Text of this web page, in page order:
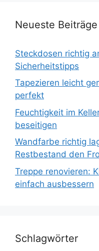
Neueste Beiträge
Steckdosen richtig
Sicherheitstipps
Tapezieren leicht
perfekt
Feuchtigkeit im
beseitigen
Wandfarbe richtig
Restbestand den
Treppe renovieren:
einfach ausbessern
Schlagwörter